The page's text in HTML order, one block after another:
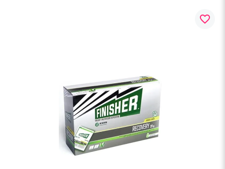
favorite_border